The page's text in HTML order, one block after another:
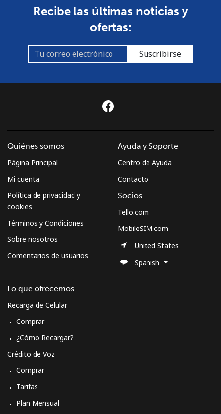
Recibe las últimas noticias y
ofertas:
Suscribirse
Quiénes somos
Página Principal
Mi cuenta
Política de privacidad y
cookies
Términos y Condiciones
Sobre nosotros
Comentarios de usuarios
Lo que ofrecemos
Recarga de Celular
Comprar
¿Cómo Recargar?
Crédito de Voz
Comprar
Tarifas
Plan Mensual
Ayuda y Soporte
Centro de Ayuda
Contacto
Socios
Tello.com
MobileSIM.com
United States
Spanish